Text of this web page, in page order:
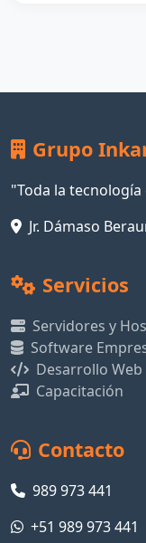
Grupo
"Toda la tecnología
Jr. Dámaso
Servicios
Servidores y
Software
Desarrollo Web
Capacitación
Contacto
989 973 441
+51 989 973 441